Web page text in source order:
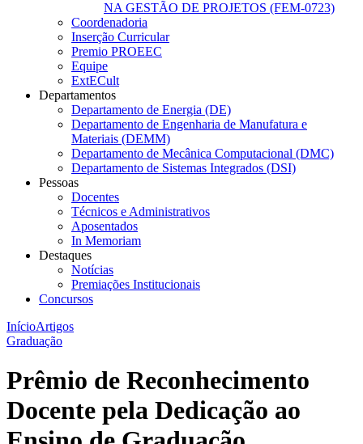
NA GESTÃO DE PROJETOS (FEM-0723)
Coordenadoria
Inserção Curricular
Premio PROEEC
Equipe
ExtECult
Departamentos
Departamento de Energia (DE)
Departamento de Engenharia de Manufatura e
Materiais (DEMM)
Departamento de Mecânica Computacional (DMC)
Departamento de Sistemas Integrados (DSI)
Pessoas
Docentes
Técnicos e Administrativos
Aposentados
In Memoriam
Destaques
Notícias
Premiações Institucionais
Concursos
InícioArtigos
Graduação
Prêmio de Reconhecimento
Docente pela Dedicação ao